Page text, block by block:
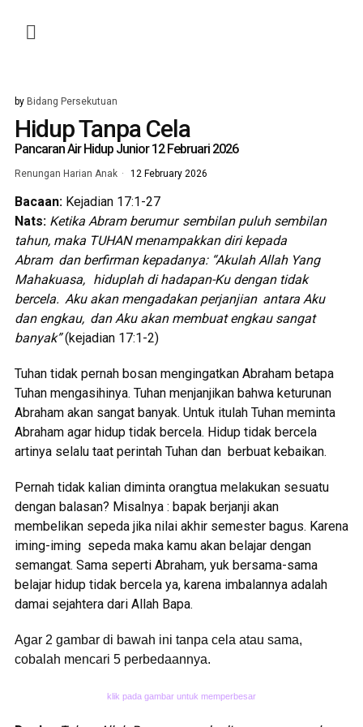
by Bidang Persekutuan
Hidup Tanpa Cela
Pancaran Air Hidup Junior 12 Februari 2026
Renungan Harian Anak 12 February 2026
Bacaan:Kejadian 17:1-27
Nats: Ketika Abram berumur sembilan puluh sembilan
tahun, maka TUHAN menampakkan diri kepada
Abram dan berfirman kepadanya: “Akulah Allah Yang
Mahakuasa, hiduplah di hadapan-Ku dengan tidak
bercela. Aku akan mengadakan perjanjian antara Aku
dan engkau, dan Aku akan membuat engkau sangat
banyak”(kejadian 17:1-2)
Tuhan tidak pernah bosan mengingatkan Abraham betapa
Tuhan mengasihinya. Tuhan menjanjikan bahwa keturunan
Abraham akan sangat banyak. Untuk itulah Tuhan meminta
Abraham agar hidup tidak bercela. Hidup tidak bercela
artinya selalu taat perintah Tuhan dan berbuat kebaikan.
Pernah tidak kalian diminta orangtua melakukan sesuatu
dengan balasan? Misalnya : bapak berjanji akan
membelikan sepeda jika nilai akhir semester bagus. Karena
iming-iming sepeda maka kamu akan belajar dengan
semangat. Sama seperti Abraham, yuk bersama-sama
belajar hidup tidak bercela ya, karena imbalannya adalah
damai sejahtera dari Allah Bapa.
Agar 2 gambar di bawah ini tanpa cela atau sama,
cobalah mencari 5 perbedaannya.
klik pada gambar untuk memperbesar